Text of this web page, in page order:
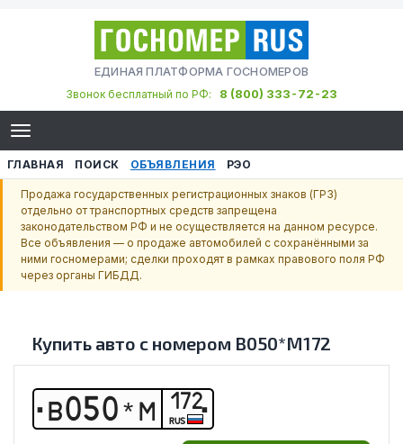
ЕДИНАЯ ПЛАТФОРМА ГОСНОМЕРОВ
Звонок бесплатный по РФ:
8 (800) 333-72-23
ГЛАВНАЯ ПОИСК ОБЪЯВЛЕНИЯ РЭО
Продажа государственных регистрационных знаков (ГРЗ)
отдельно от транспортных средств запрещена
законодательством РФ и не осуществляется на данном ресурсе.
Все объявления — о продаже автомобилей с сохранёнными за
ними госномерами; сделки проходят в рамках правового поля РФ
через органы ГИБДД.
Купить авто с номером В050*М172
В050 * М 172
RUS